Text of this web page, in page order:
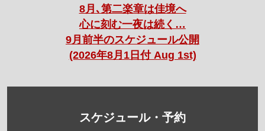
8月､第二楽章は佳境へ
心に刻む一夜は続く…
9月前半のスケジュール公開
(2026年8月1日付 Aug 1st)
スケジュール・予約